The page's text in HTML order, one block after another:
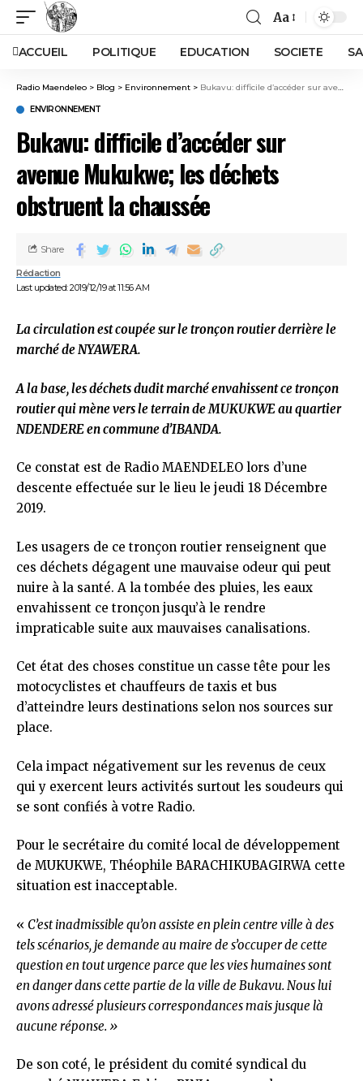
Aa
ACCUEIL POLITIQUE EDUCATION SOCIETE
Radio Maendeleo > Blog > Environnement > Bukavu: difficile d’accéder sur avenue Mukukwe; les déchets obstruent la chaussée
ENVIRONNEMENT
Bukavu: difficile d’accéder sur
avenue Mukukwe; les déchets
obstruent la chaussée
Last updated: 2019/12/19 at 11:56 AM
Rédaction
Share
La circulation est coupée sur le tronçon routier derrière le
marché de NYAWERA.
A la base, les déchets dudit marché envahissent ce tronçon
routier qui mène vers le terrain de MUKUKWE au quartier
NDENDERE en commune d’IBANDA.
Ce constat est de Radio MAENDELEO lors d’une
descente effectuée sur le lieu le jeudi 18 Décembre
2019.
Les usagers de ce tronçon routier renseignent que
ces déchets dégagent une mauvaise odeur qui peut
nuire à la santé. A la tombée des pluies, les eaux
envahissent ce tronçon jusqu’à le rendre
impraticable suite aux mauvaises canalisations.
Cet état des choses constitue un casse tête pour les
motocyclistes et chauffeurs de taxis et bus
d’atteindre leurs destinations selon nos sources sur
place.
Cela impact négativement sur les revenus de ceux
qui y exercent leurs activités surtout les soudeurs qui
se sont confiés à votre Radio.
Pour le secrétaire du comité local de développement
de MUKUKWE, Théophile BARACHIKUBAGIRWA cette
situation est inacceptable.
« C’est inadmissible qu’on assiste en plein centre ville à des
tels scénarios, je demande au maire de s’occuper de cette
question en tout urgence parce que les vies humaines sont
en danger dans cette partie de la ville de Bukavu. Nous lui
avons adressé plusieurs correspondances mais jusque là
aucune réponse. »
De son coté, le président du comité syndical du